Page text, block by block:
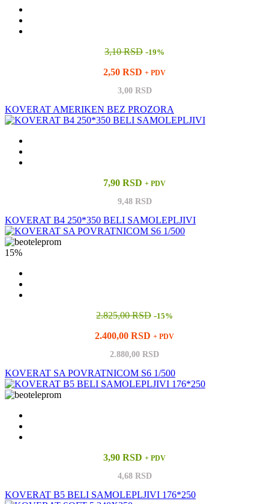
3,10 RSD -19%
2,50 RSD + PDV
3,00 RSD
KOVERAT AMERIKEN BEZ PROZORA
7,90 RSD + PDV
9,48 RSD
KOVERAT B4 250*350 BELI SAMOLEPLJIVI
15%
2.825,00 RSD -15%
2.400,00 RSD + PDV
2.880,00 RSD
KOVERAT SA POVRATNICOM S6 1/500
3,90 RSD + PDV
4,68 RSD
KOVERAT B5 BELI SAMOLEPLJIVI 176*250